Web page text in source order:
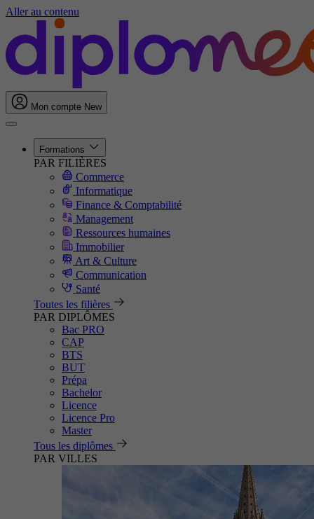
Aller au contenu
Mon compte New
Formations
PAR FILIÈRES
Commerce
Informatique
Finance & Comptabilité
Management
Ressources humaines
Immobilier
Art & Culture
Communication
Santé
Toutes les filières
PAR DIPLÔMES
Bac PRO
CAP
BTS
BUT
Prépa
Bachelor
Licence
Licence Pro
Master
Tous les diplômes
PAR VILLES